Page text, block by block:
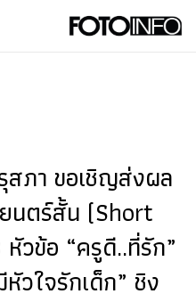
สภา ขอเชิญส่งผล
นตร์สั้น (Short
วข้อ “ครูดี..ที่รัก”
วใจรักเด็ก” ชิง